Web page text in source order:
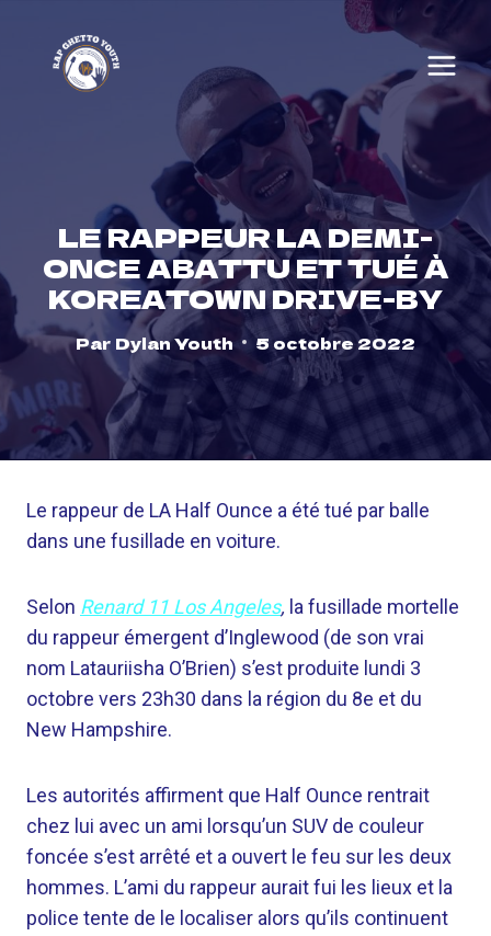
content
LE RAPPEUR LA DEMI-
ONCE ABATTU ET TUÉ À
KOREATOWN DRIVE-BY
Par Dylan Youth 5 octobre 2022
Le rappeur de LA Half Ounce a été tué par balle
dans une fusillade en voiture.
Selon Renard 11 Los Angeles, la fusillade mortelle
du rappeur émergent d’Inglewood (de son vrai
nom Latauriisha O’Brien) s’est produite lundi 3
octobre vers 23h30 dans la région du 8e et du
New Hampshire.
Les autorités affirment que Half Ounce rentrait
chez lui avec un ami lorsqu’un SUV de couleur
foncée s’est arrêté et a ouvert le feu sur les deux
hommes. L’ami du rappeur aurait fui les lieux et la
police tente de le localiser alors qu’ils continuent